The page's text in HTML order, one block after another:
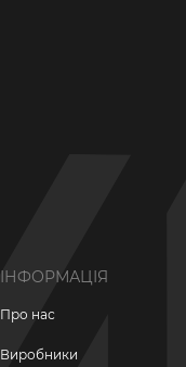
ІНФОРМАЦІЯ
Про нас
Виробники